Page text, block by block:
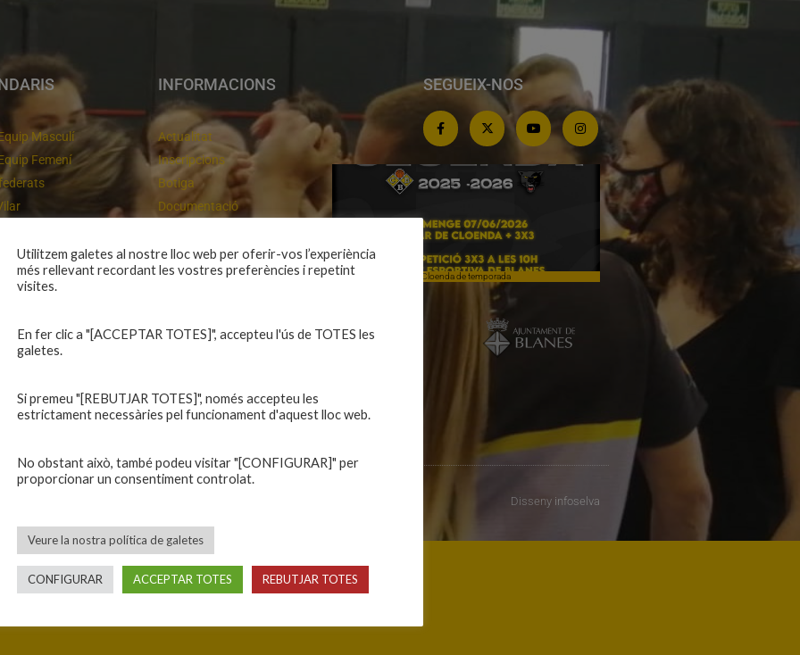
Masculí
Femení
inferiors
casa
INFORMACIONS
Actualitat
Inscripcions
Botiga
Documentació
Intranet
Contacte
SEGUEIX-NOS
Un final rodó Cloenda de temporada
Disseny infoselva
Utilitzem galetes al nostre lloc web per oferir-vos l’experiència
més rellevant recordant les vostres preferències i repetint
visites.
En fer clic a "[ACCEPTAR TOTES]", accepteu l'ús de TOTES les
galetes.
Si premeu "[REBUTJAR TOTES]", només accepteu les
estrictament necessàries pel funcionament d'aquest lloc web.
No obstant això, també podeu visitar "[CONFIGURAR]" per
proporcionar un consentiment controlat.
Veure la nostra política de galetes
CONFIGURAR ACCEPTAR TOTES REBUTJAR TOTES